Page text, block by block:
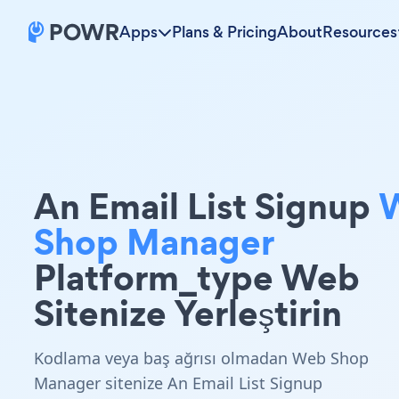
Apps Plans & PricingAboutResources
An Email List Signup
Shop Manager
Platform_type Web
Sitenize Yerleştirin
Kodlama veya baş ağrısı olmadan Web Shop
Manager sitenize An Email List Signup